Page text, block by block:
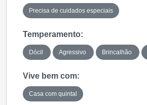
Precisa de cuidados especiais
Temperamento:
Dócil Agressivo Brincalhão
Vive bem com:
Casa com quintal